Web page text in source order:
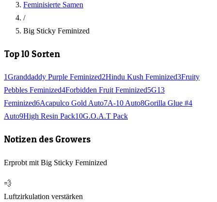
Feminisierte Samen
/
Big Sticky Feminized
Top 10 Sorten
1Granddaddy Purple Feminized2Hindu Kush Feminized3Fruity
Pebbles Feminized4Forbidden Fruit Feminized5G13
Feminized6Acapulco Gold Auto7A-10 Auto8Gorilla Glue #4
Auto9High Resin Pack10G.O.A.T Pack
Notizen des Growers
Erprobt mit Big Sticky Feminized
💨
Luftzirkulation verstärken